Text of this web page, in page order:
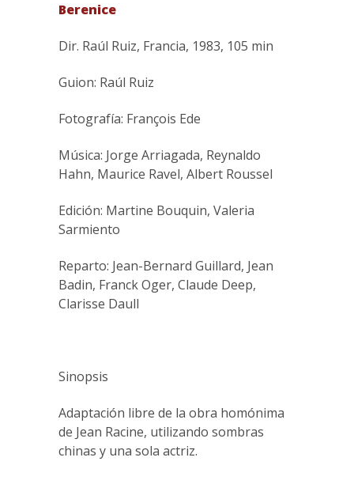
Berenice
Dir. Raúl Ruiz, Francia, 1983, 105 min
Guion: Raúl Ruiz
Fotografía: François Ede
Música: Jorge Arriagada, Reynaldo
Hahn, Maurice Ravel, Albert Roussel
Edición: Martine Bouquin, Valeria
Sarmiento
Reparto: Jean-Bernard Guillard, Jean
Badin, Franck Oger, Claude Deep,
Clarisse Daull
Sinopsis
Adaptación libre de la obra homónima
de Jean Racine, utilizando sombras
chinas y una sola actriz.